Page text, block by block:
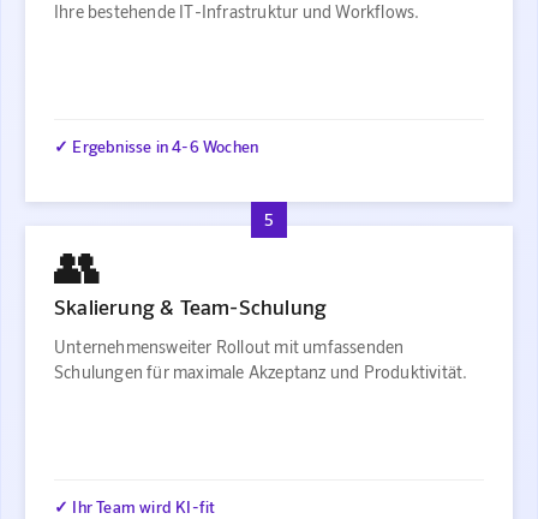
Ihre bestehende IT-Infrastruktur und Workflows.
✓ Ergebnisse in 4-6 Wochen
5
👥
Skalierung & Team-Schulung
Unternehmensweiter Rollout mit umfassenden
Schulungen für maximale Akzeptanz und Produktivität.
✓ Ihr Team wird KI-fit